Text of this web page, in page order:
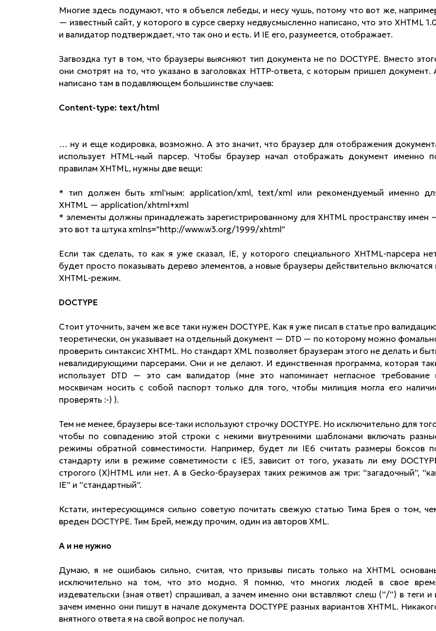
Многие здесь подумают, что я объелся лебеды, и несу чушь, потому что вот же,
— известный сайт, у которого в сурсе сверху недвусмысленно написано, что это XHTML
и валидатор подтверждает, что так оно и есть. И IE его, разумеется, отображает.
Загвоздка тут в том, что браузеры выясняют тип документа не по DOCTYPE. Вместо
они смотрят на то, что указано в заголовках HTTP-ответа, с которым пришел документ.
написано там в подавляющем большинстве случаев:
Content-type: text/html
… ну и еще кодировка, возможно. А это значит, что браузер для отображения
использует HTML-ный парсер. Чтобы браузер начал отображать документ именно
правилам XHTML, нужны две вещи:
* тип должен быть xml’ным: application/xml, text/xml или рекомендуемый именно
XHTML — application/xhtml+xml
* элементы должны принадлежать зарегистрированному для XHTML пространству имен
это вот та штука xmlns="http://www.w3.org/1999/xhtml"
Если так сделать, то как я уже сказал, IE, у которого специального XHTML-парсера
будет просто показывать дерево элементов, а новые браузеры действительно включатся
XHTML-режим.
DOCTYPE
Стоит уточнить, зачем же все таки нужен DOCTYPE. Как я уже писал в статье про
теоретически, он указывает на отдельный документ — DTD — по которому можно
проверить синтаксис XHTML. Но стандарт XML позволяет браузерам этого не делать и
невалидирующими парсерами. Они и не делают. И единственная программа, которая
использует DTD — это сам валидатор (мне это напоминает негласное требование
москвичам носить с собой паспорт только для того, чтобы милиция могла его
проверять :-) ).
Тем не менее, браузеры все-таки используют строчку DOCTYPE. Но исключительно для
чтобы по совпадению этой строки с некими внутренними шаблонами включать
режимы обратной совместимости. Например, будет ли IE6 считать размеры боксов
стандарту или в режиме совметимости с IE5, зависит от того, указать ли ему
строгого (X)HTML или нет. А в Gecko-браузерах таких режимов аж три: “загадочный”,
IE” и “стандартный”.
Кстати, интересующимся сильно советую почитать свежую статью Тима Брея о том,
вреден DOCTYPE. Тим Брей, между прочим, один из авторов XML.
А и не нужно
Думаю, я не ошибаюь сильно, считая, что призывы писать только на XHTML
исключительно на том, что это модно. Я помню, что многих людей в свое
издевательски (зная ответ) спрашивал, а зачем именно они вставляют слеш (”/”) в теги и
зачем именно они пишут в начале документа DOCTYPE разных вариантов XHTML.
внятного ответа я на свой вопрос не получал.